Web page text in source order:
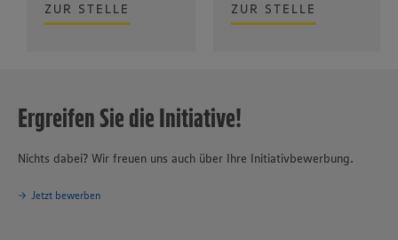
ZUR STELLE ZUR STELLE
Ergreifen Sie die Initiative!
Nichts dabei? Wir freuen uns auch über Ihre Initiativbewerbung.
Jetzt bewerben